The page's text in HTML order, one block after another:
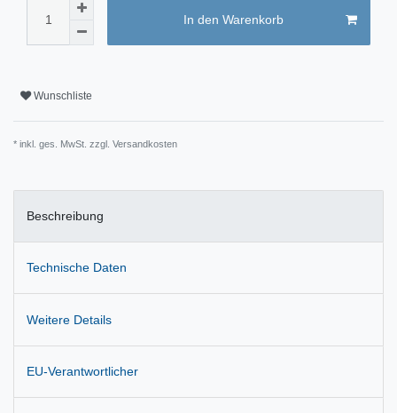
In den Warenkorb
Wunschliste
* inkl. ges. MwSt. zzgl. Versandkosten
Beschreibung
Technische Daten
Weitere Details
EU-Verantwortlicher